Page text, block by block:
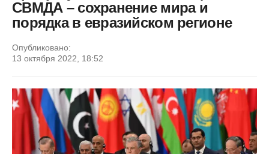
СВМДА – сохранение мира и
порядка в евразийском регионе
Опубликовано:
13 октября 2022, 18:52